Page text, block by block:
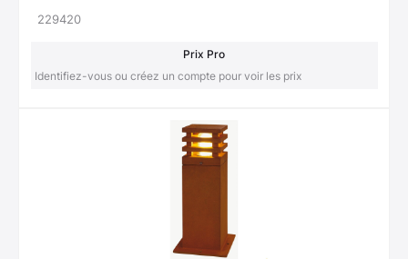
229420
Prix Pro
Identifiez-vous ou créez un compte pour voir les prix